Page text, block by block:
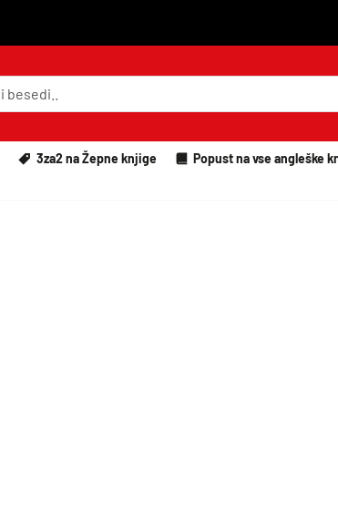
3za2 na Žepne knjige Popust na vse angleške